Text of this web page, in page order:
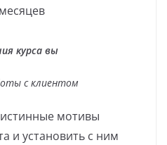
курса вы
с клиентом
мотивы
и установить с ним